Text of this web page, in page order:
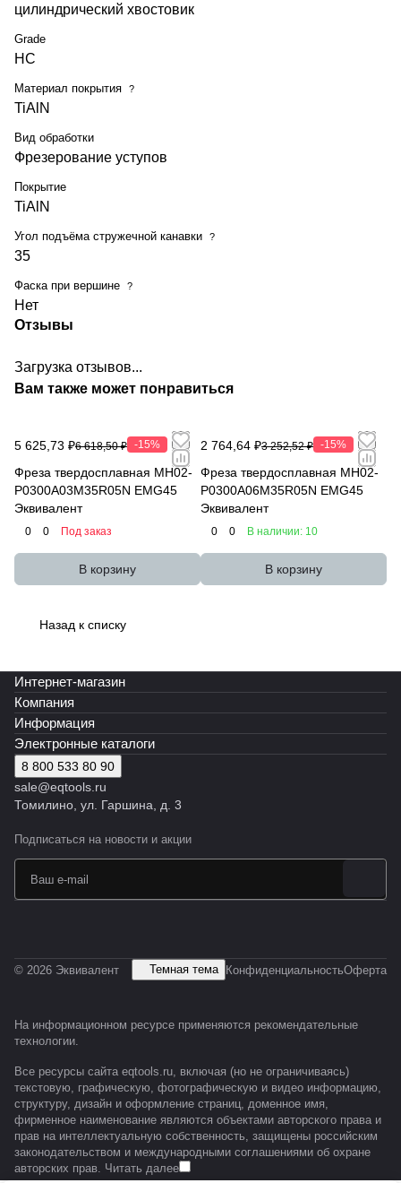
цилиндрический хвостовик
Grade
HC
Материал покрытия ?
TiAlN
Вид обработки
Фрезерование уступов
Покрытие
TiAlN
Угол подъёма стружечной канавки ?
35
Фаска при вершине ?
Нет
Отзывы
Загрузка отзывов...
Вам также может понравиться
5 625,73 ₽6 618,50 ₽ -15%
Фреза твердосплавная MH02-
P0300A03M35R05N EMG45
Эквивалент
0 0 Под заказ
В корзину
2 764,64 ₽3 252,52 ₽ -15%
Фреза твердосплавная MH02-
P0300A06M35R05N EMG45
Эквивалент
0 0 В наличии: 10
В корзину
Назад к списку
Интернет-магазин
Компания
Информация
Электронные каталоги
8 800 533 80 90
sale@eqtools.ru
Томилино, ул. Гаршина, д. 3
Подписаться на новости и акции
© 2026 Эквивалент Темная тема КонфиденциальностьОферта
На информационном ресурсе применяются рекомендательные
технологии.
Все ресурсы сайта eqtools.ru, включая (но не ограничиваясь)
текстовую, графическую, фотографическую и видео информацию,
структуру, дизайн и оформление страниц, доменное имя,
фирменное наименование являются объектами авторского права и
прав на интеллектуальную собственность, защищены российским
законодательством и международными соглашениями об охране
авторских прав. Читать далее